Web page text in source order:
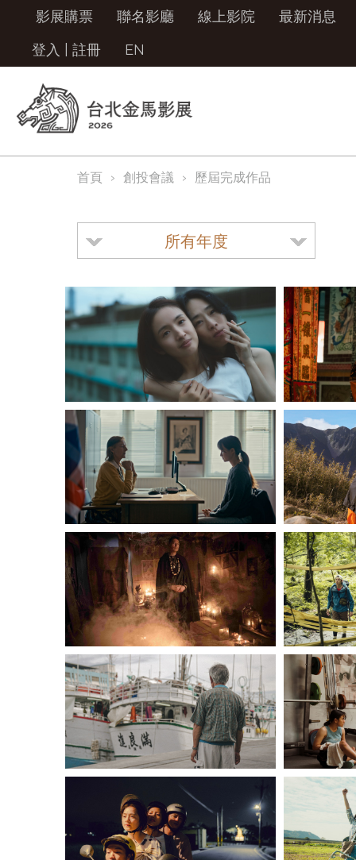
影展購票 聯名影廳 線上影院
最新消息
登入
註冊 EN
首頁 創投會議 歷屆完成作品
所有年度